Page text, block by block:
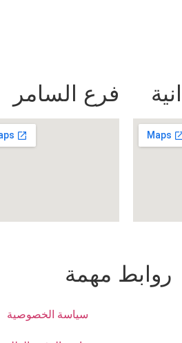
فرع السامر
روابط مهمة
سياسة الخصوصية